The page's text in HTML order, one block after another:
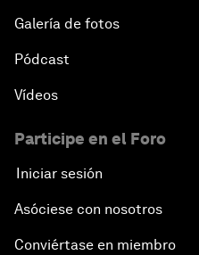
Galería de fotos
Pódcast
Vídeos
Participe en el Foro
Iniciar sesión
Asóciese con nosotros
Conviértase en miembro